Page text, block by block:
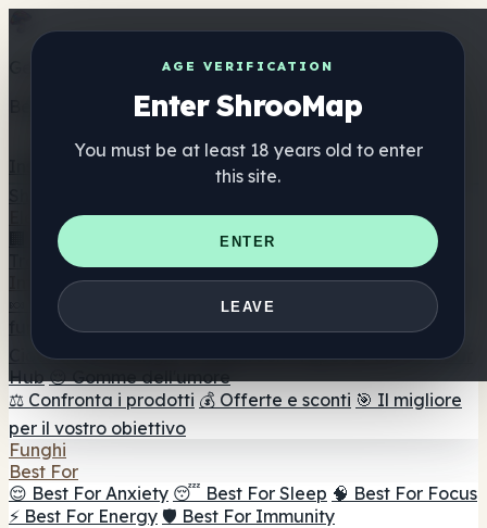
AGE VERIFICATION
Enter ShrooMap
You must be at least 18 years old to enter
this site.
ENTER
LEAVE
Get the ShrooMap app
Better than mobile web — one tap away
Elenco
🏢 Elenco dei marchi
📍 Trova il negozio di testa
Trova il negozio intelligente
🛒 Negozi di teste online
Integratori
🍬 Gomme ai funghi
💊 Capsule di funghi
💧 Tinture di
🫙 Polveri di funghi ☕ Caffè ai funghi 🍫
Cioccolato ai funghi 💨 Mushroom Vapes 🍫 Shroom Bar
Hub 😌 Gomme dell'umore
⚖️ Confronta i prodotti 💰 Offerte e sconti 🎯 Il migliore
per il vostro obiettivo
Funghi
Best For
😌 Best For Anxiety 😴 Best For Sleep 🧠 Best For Focus
⚡ Best For Energy 🛡️ Best For Immunity